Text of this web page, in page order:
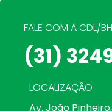
FALE COM A CDL/BH
(31)
LOCALIZAÇÃO
Av. João